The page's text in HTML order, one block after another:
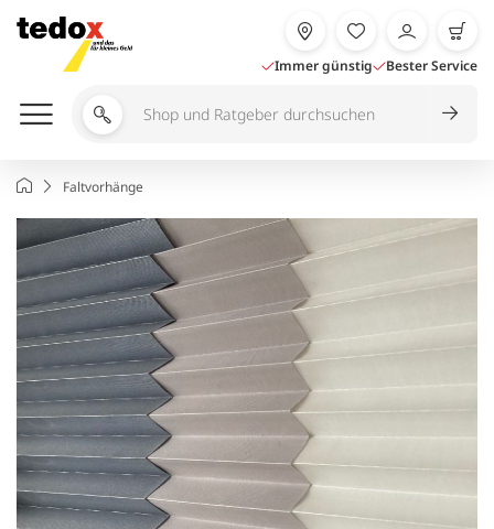
Inhalt
springen
Immer günstig Bester Service
Shop
durchsuchen
StartseiteFaltvorhänge